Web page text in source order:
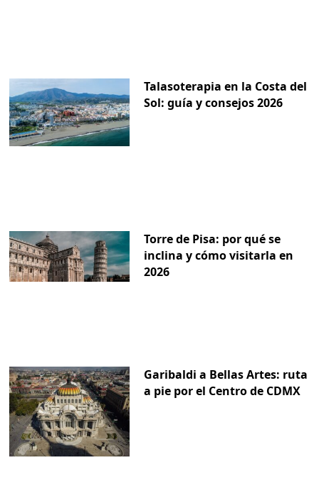
Talasoterapia en la Costa del
Sol: guía y consejos 2026
Torre de Pisa: por qué se
inclina y cómo visitarla en
2026
Garibaldi a Bellas Artes: ruta
a pie por el Centro de CDMX